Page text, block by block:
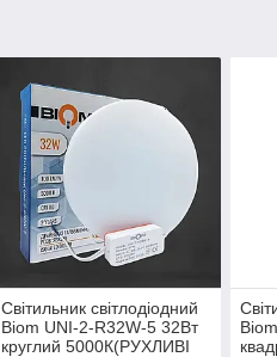
Світильник світлодіодний
Biom UNI-2-R32W-5 32Вт
круглий 5000К(РУХЛИВІ